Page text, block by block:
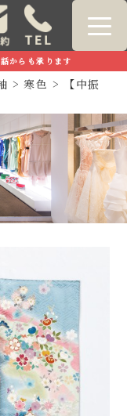
からも承ります
>寒色 >
【中振